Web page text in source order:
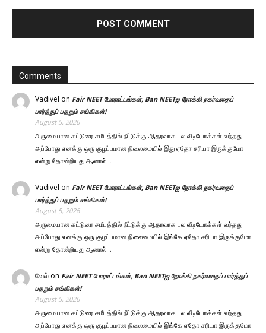
Comments
Vadivel on Fair NEET போராட்டங்கள், Ban NEETஐ நோக்கி நகர்வதைப்
பார்த்துப் பதறும் சங்கிகள்!
August 5, 2026
அருமையான கட்டுரை சமீபத்தில் நீட்டுக்கு ஆதரவாக பல வீடியோக்கள் வந்தது
அப்போது எனக்கு ஒரு குழப்பமான நிலைமையில் இது ஏதோ சரியா இருக்குமோ
என்று தோன்றியது ஆனால்…
Vadivel on Fair NEET போராட்டங்கள், Ban NEETஐ நோக்கி நகர்வதைப்
பார்த்துப் பதறும் சங்கிகள்!
August 5, 2026
அருமையான கட்டுரை சமீபத்தில் நீட்டுக்கு ஆதரவாக பல வீடியோக்கள் வந்தது
அப்போது எனக்கு ஒரு குழப்பமான நிலைமையில் இங்கே ஏதோ சரியா இருக்குமோ
என்று தோன்றியது ஆனால்…
வேல் on Fair NEET போராட்டங்கள், Ban NEETஐ நோக்கி நகர்வதைப் பார்த்துப்
பதறும் சங்கிகள்!
August 5, 2026
அருமையான கட்டுரை சமீபத்தில் நீட்டுக்கு ஆதரவாக பல வீடியோக்கள் வந்தது
அப்போது எனக்கு ஒரு குழப்பமான நிலைமையில் இங்கே ஏதோ சரியா இருக்குமோ